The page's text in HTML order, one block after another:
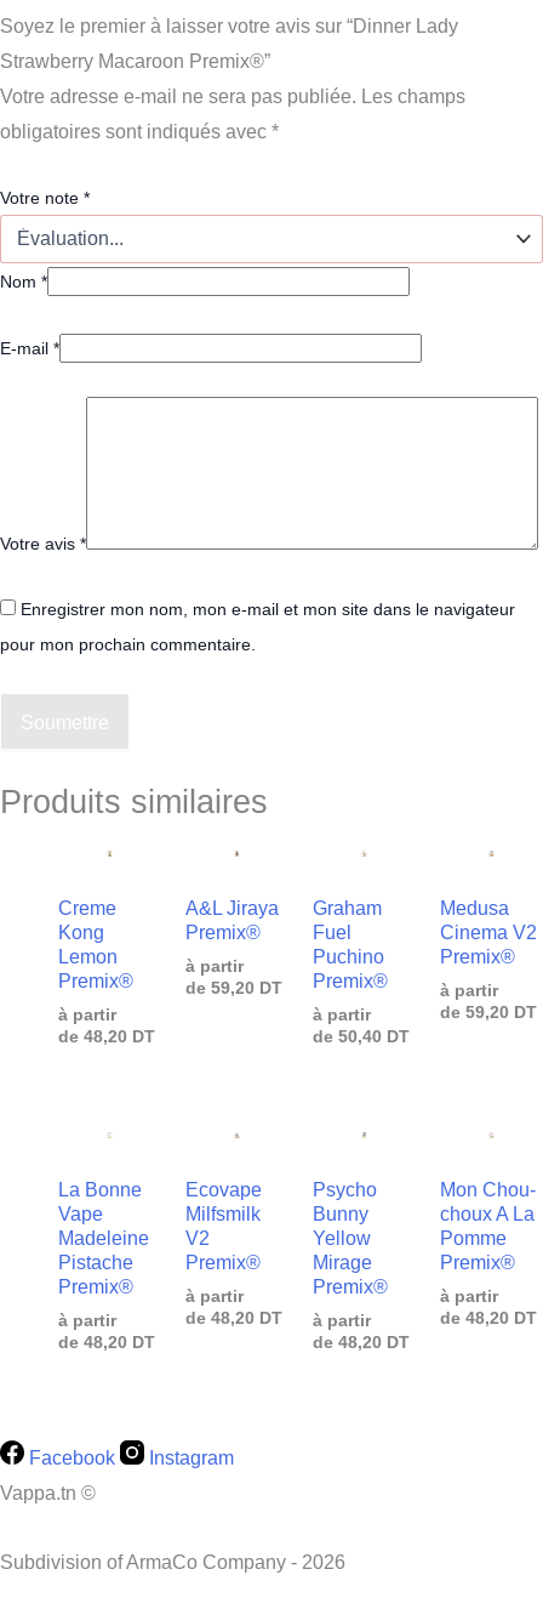
Soyez le premier à laisser votre avis sur “Dinner Lady
Strawberry Macaroon Premix®”
Votre adresse e-mail ne sera pas publiée. Les champs
obligatoires sont indiqués avec *
Votre note *
Nom *
E-mail *
Votre avis *
Enregistrer mon nom, mon e-mail et mon site dans le navigateur
pour mon prochain commentaire.
Soumettre
Produits similaires
Creme
Kong
Lemon
Premix®
à partir
de 48,20 DT
A&L Jiraya
Premix®
à partir
de 59,20 DT
Graham
Fuel
Puchino
Premix®
à partir
de 50,40 DT
Medusa
Cinema V2
Premix®
à partir
de 59,20 DT
La Bonne
Vape
Madeleine
Pistache
Premix®
à partir
de 48,20 DT
Ecovape
Milfsmilk
V2
Premix®
à partir
de 48,20 DT
Psycho
Bunny
Yellow
Mirage
Premix®
à partir
de 48,20 DT
Mon Chou-
choux A La
Pomme
Premix®
à partir
de 48,20 DT
Facebook
Instagram
Vappa.tn ©
Subdivision of ArmaCo Company - 2026